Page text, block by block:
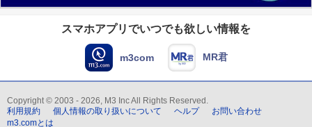
スマホアプリでいつでも欲しい情報を
m3com MR君
Copyright © 2003 - 2026, M3 Inc All Rights Reserved.
利用規約
個人情報の取り扱いについて ヘルプ
お問い合わせ
m3.comとは